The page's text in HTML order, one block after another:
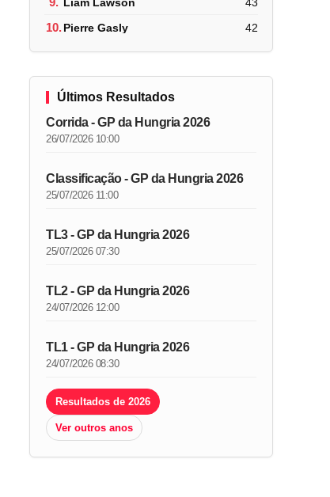
10.Pierre Gasly 42
Últimos Resultados
Corrida - GP da Hungria 2026
26/07/2026 10:00
Classificação - GP da Hungria 2026
25/07/2026 11:00
TL3 - GP da Hungria 2026
25/07/2026 07:30
TL2 - GP da Hungria 2026
24/07/2026 12:00
TL1 - GP da Hungria 2026
24/07/2026 08:30
Resultados de 2026
Ver outros anos